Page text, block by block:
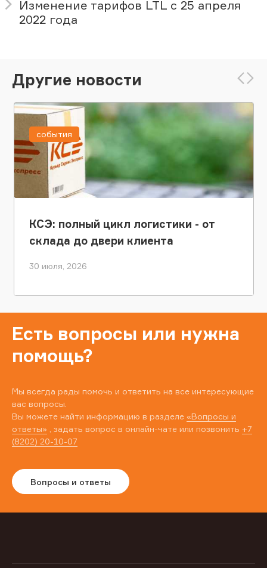
Изменение тарифов LTL с 25 апреля
2022 года
Другие новости
КСЭ: полный цикл логистики - от
склада до двери клиента
30 июля, 2026
события
Есть вопросы или нужна
помощь?
Мы всегда рады помочь и ответить на все интересующие
вас вопросы.
Вы можете найти информацию в разделе «Вопросы и
ответы» , задать вопрос в онлайн-чате или позвонить +7
(8202) 20-10-07
Вопросы и ответы